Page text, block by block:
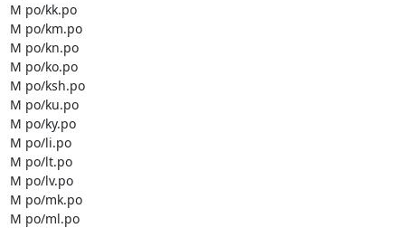
M po/kk.po
M po/km.po
M po/kn.po
M po/ko.po
M po/ksh.po
M po/ku.po
M po/ky.po
M po/li.po
M po/lt.po
M po/lv.po
M po/mk.po
M po/ml.po